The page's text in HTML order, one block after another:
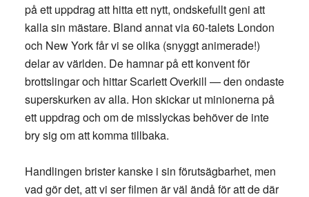
på ett uppdrag att hitta ett nytt, ondskefullt geni att
kalla sin mästare. Bland annat via 60-talets London
och New York får vi se olika (snyggt animerade!)
delar av världen. De hamnar på ett konvent för
brottslingar och hittar Scarlett Overkill — den ondaste
superskurken av alla. Hon skickar ut minionerna på
ett uppdrag och om de misslyckas behöver de inte
bry sig om att komma tillbaka.
Handlingen brister kanske i sin förutsägbarhet, men
vad gör det, att vi ser filmen är väl ändå för att de där